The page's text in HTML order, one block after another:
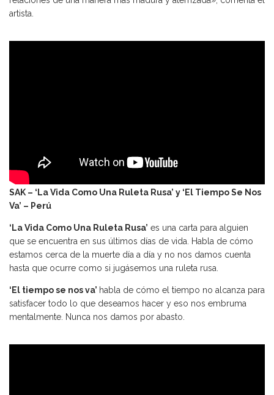
artista.
SAK – ‘La Vida Como Una Ruleta Rusa’ y ‘El Tiempo Se Nos
Va’ – Perú
‘La Vida Como Una Ruleta Rusa’ es una carta para alguien
que se encuentra en sus últimos días de vida. Habla de cómo
estamos cerca de la muerte día a día y no nos damos cuenta
hasta que ocurre como si jugásemos una ruleta rusa.
‘El tiempo se nos va’ habla de cómo el tiempo no alcanza para
satisfacer todo lo que deseamos hacer y eso nos embruma
mentalmente. Nunca nos damos por abasto.